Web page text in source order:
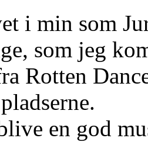
i min som
som jeg
Rotten
en god